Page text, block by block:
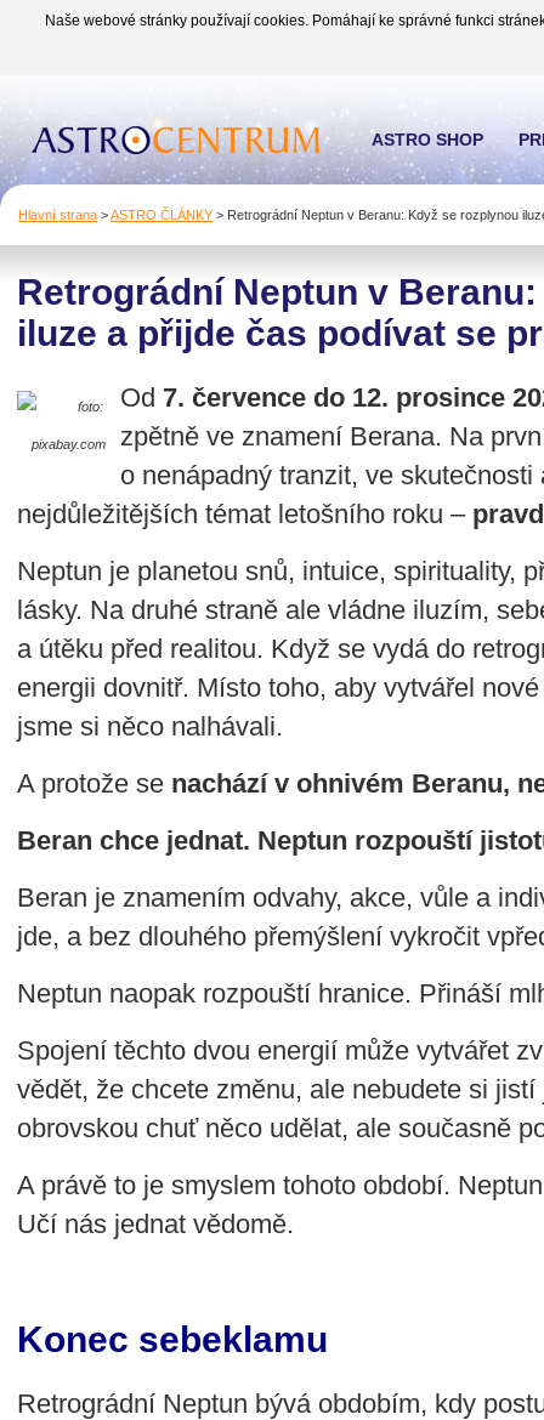
Naše webové stránky používají cookies. Pomáhají ke správné funkci
Hlavní strana >ASTRO ČLÁNKY > Retrográdní Neptun v Beranu: Když se rozplynou
Retrográdní Neptun v
iluze a přijde čas podívat se
foto:
pixabay.com
Od 7. července do 12. prosince
zpětně ve znamení Berana. Na
o nenápadný tranzit, ve
nejdůležitějších témat letošního roku –
Neptun je planetou snů, intuice, spirituality,
lásky. Na druhé straně ale vládne iluzím,
a útěku před realitou. Když se vydá do
energii dovnitř. Místo toho, aby vytvářel
jsme si něco nalhávali.
A protože se nachází v ohnivém Beranu,
Beran chce jednat. Neptun rozpouští
Beran je znamením odvahy, akce, vůle a
jde, a bez dlouhého přemýšlení vykročit
Neptun naopak rozpouští hranice. Přináší
Spojení těchto dvou energií může vytvářet
vědět, že chcete změnu, ale nebudete si
obrovskou chuť něco udělat, ale současně
A právě to je smyslem tohoto období.
Učí nás jednat vědomě.
Konec sebeklamu
Retrográdní Neptun bývá obdobím, kdy
ASTRO SHOP